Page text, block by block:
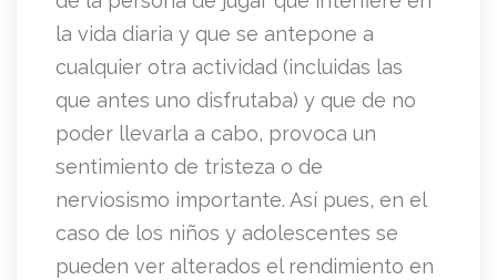
la vida diaria y que se antepone a
cualquier otra actividad (incluidas las
que antes uno disfrutaba) y que de no
poder llevarla a cabo, provoca un
sentimiento de tristeza o de
nerviosismo importante. Así pues, en el
caso de los niños y adolescentes se
pueden ver alterados el rendimiento en